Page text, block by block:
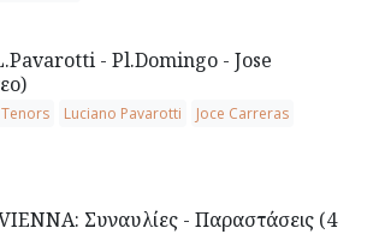
- Pl.Domingo - Jose
Luciano Pavarotti
Joce Carreras
Συναυλίες - Παραστάσεις (4